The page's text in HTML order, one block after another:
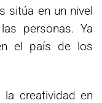
sitúa en un nivel
personas. Ya
el país de los
creatividad en